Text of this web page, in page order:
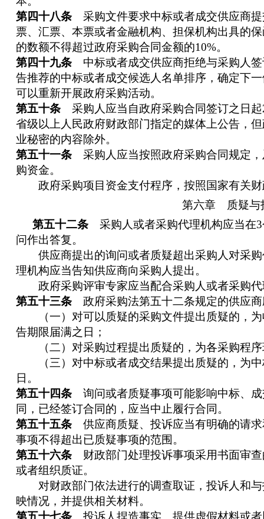
第四十八条采购文件要求中标或者成交供应商提
票、汇票、本票或者金融机构、担保机构出具的
的数额不得超过政府采购合同金额的10%。
第四十九条中标或者成交供应商拒绝与采购人签
告推荐的中标或者成交候选人名单排序，确定下
可以重新开展政府采购活动。
第五十条采购人应当自政府采购合同签订之日起
省级以上人民政府财政部门指定的媒体上公告，
业秘密的内容除外。
第五十一条采购人应当按照政府采购合同规定，
购资金。
政府采购项目资金支付程序，按照国家有关财
第六章 质疑与
第五十二条采购人或者采购代理机构应当在3
问作出答复。
供应商提出的询问或者质疑超出采购人对采购
理机构应当告知供应商向采购人提出。
政府采购评审专家应当配合采购人或者采购代
第五十三条政府采购法第五十二条规定的供应商
（一）对可以质疑的采购文件提出质疑的，为
告期限届满之日；
（二）对采购过程提出质疑的，为各采购程序
（三）对中标或者成交结果提出质疑的，为中
日。
第五十四条询问或者质疑事项可能影响中标、成
同，已经签订合同的，应当中止履行合同。
第五十五条供应商质疑、投诉应当有明确的请求
事项不得超出已质疑事项的范围。
第五十六条财政部门处理投诉事项采用书面审查
或者组织质证。
对财政部门依法进行的调查取证，投诉人和与
映情况，并提供相关材料。
第五十七条投诉人捏造事实、提供虚假材料或者